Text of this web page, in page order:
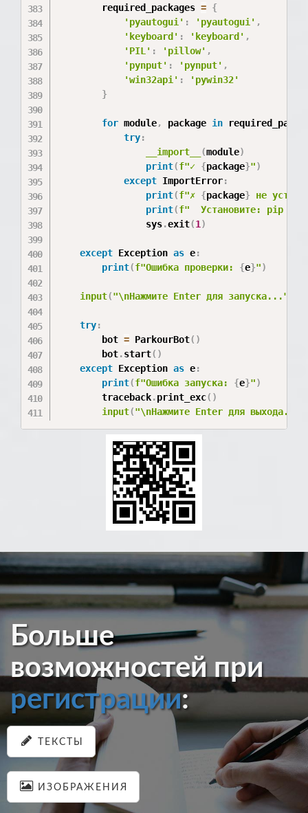
        required_packages
= {
'pyautogui' : 'pyautogui' ,
'keyboard' : 'keyboard' ,
'PIL' : 'pillow' ,
'pynput' : 'pynput' ,
'win32api' :
'pywin32'
}
for module, package in
try:
__import__
(module)
print(f"✓ {package}")
except ImportError:
print(f"✗ {package} не
print(f"  Установите: pip
                sys
.exit(1 )
except Exception as e:
print(f"Ошибка проверки: {e}")
input("\nНажмите Enter для запуска..."
try:
        bot
= ParkourBot( )
        bot
.start( )
except Exception as e:
print(f"Ошибка запуска: {e}")
        traceback
.print_exc( )
input("\nНажмите Enter для выхода..."
Больше
возможностей при
регистрации:
ТЕКСТЫ
ИЗОБРАЖЕНИЯ